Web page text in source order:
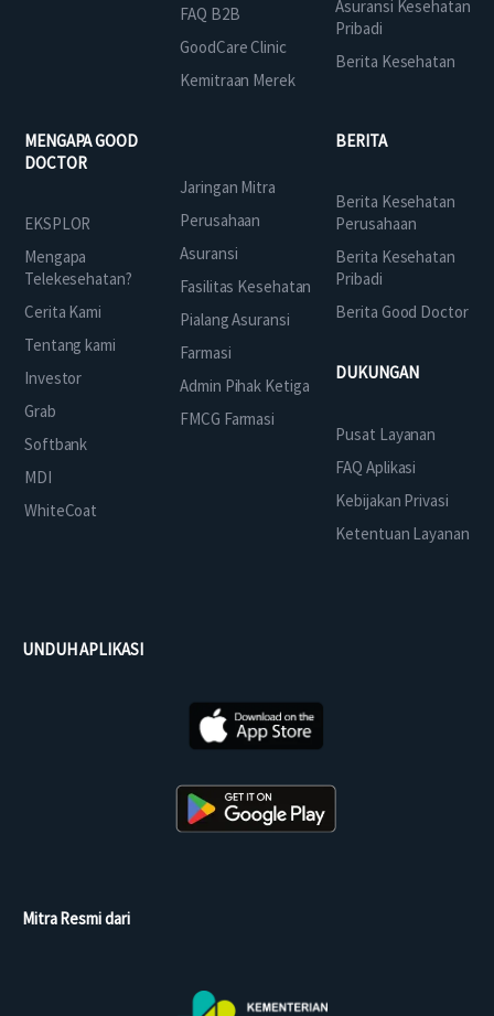
FAQ B2B
GoodCare Clinic
Kemitraan Merek
Asuransi Kesehatan
Pribadi
Berita Kesehatan
MENGAPA GOOD
DOCTOR
EKSPLOR
Mengapa
Telekesehatan?
Cerita Kami
Tentang kami
Investor
Grab
Softbank
MDI
WhiteCoat
Jaringan Mitra
Perusahaan
Asuransi
Fasilitas Kesehatan
Pialang Asuransi
Farmasi
Admin Pihak Ketiga
FMCG Farmasi
BERITA
Berita Kesehatan
Perusahaan
Berita Kesehatan
Pribadi
Berita Good Doctor
DUKUNGAN
Pusat Layanan
FAQ Aplikasi
Kebijakan Privasi
Ketentuan Layanan
UNDUH APLIKASI
Mitra Resmi dari